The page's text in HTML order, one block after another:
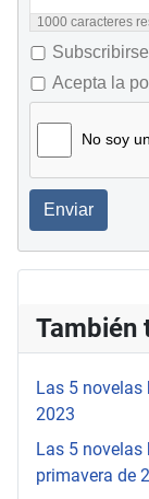
1000 caracteres
Acepta la
No soy
Enviar
También
Las 5
2023
Las 5
primavera de